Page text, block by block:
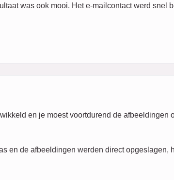
was ook mooi. Het e-mailcontact werd snel
en je moest voortdurend de afbeeldingen
en de afbeeldingen werden direct opgeslagen,